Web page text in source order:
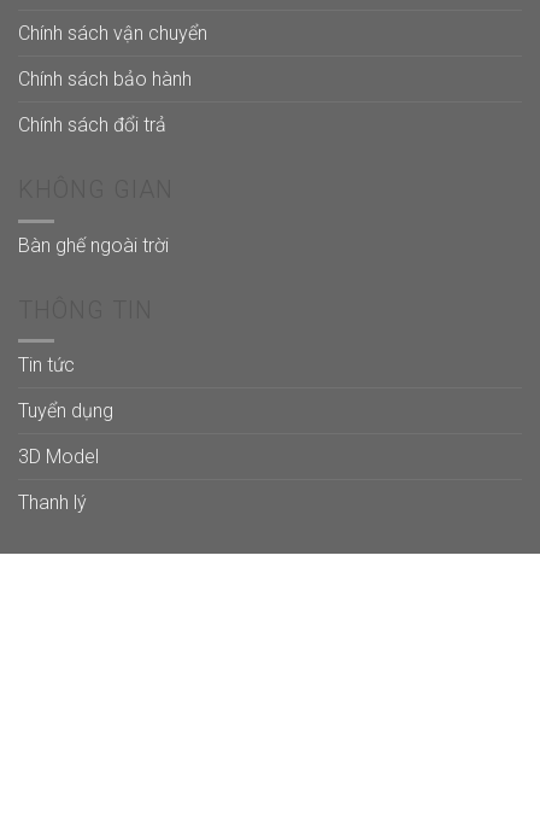
Chính sách vận chuyển
Chính sách bảo hành
Chính sách đổi trả
Bàn ghế ngoài trời
Tin tức
Tuyển dụng
3D Model
Thanh lý